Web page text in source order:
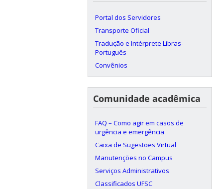
Portal dos Servidores
Transporte Oficial
Tradução e Intérprete Libras-
Português
Convênios
Comunidade acadêmica
FAQ – Como agir em casos de
urgência e emergência
Caixa de Sugestões Virtual
Manutenções no Campus
Serviços Administrativos
Classificados UFSC